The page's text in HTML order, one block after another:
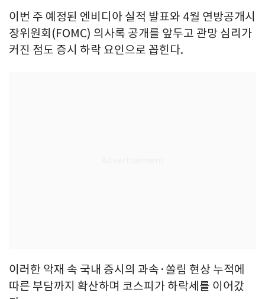
이번 주 예정된 엔비디아 실적 발표와 4월 연방공개시
장위원회(FOMC) 의사록 공개를 앞두고 관망 심리가
커진 점도 증시 하락 요인으로 꼽힌다.
이러한 악재 속 국내 증시의 과속·쏠림 현상 누적에
따른 부담까지 확산하며 코스피가 하락세를 이어갔